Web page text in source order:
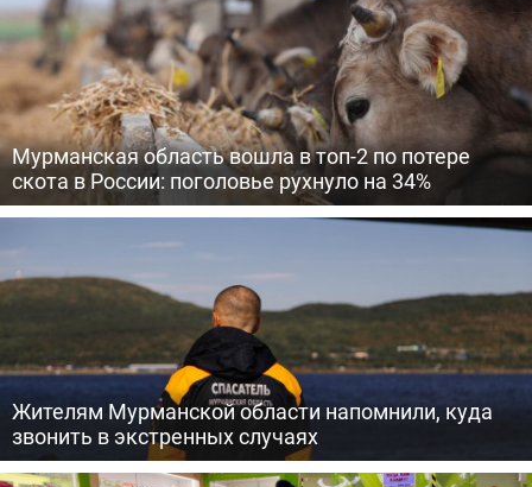
Мурманская область вошла в топ-2 по потере
скота в России: поголовье рухнуло на 34%
Жителям Мурманской области напомнили, куда
звонить в экстренных случаях